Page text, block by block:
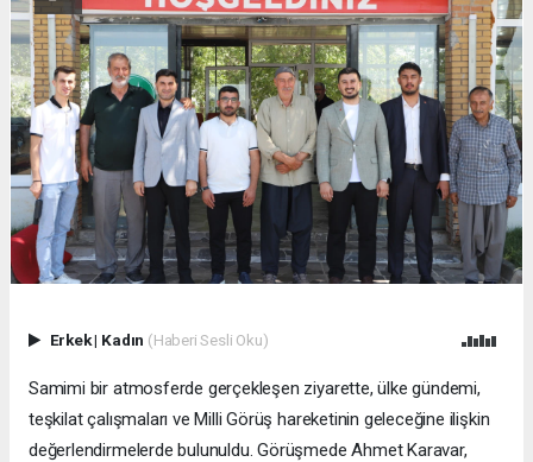
Erkek| Kadın (Haberi Sesli Oku)
Samimi bir atmosferde gerçekleşen ziyarette, ülke gündemi,
teşkilat çalışmaları ve Milli Görüş hareketinin geleceğine ilişkin
değerlendirmelerde bulunuldu. Görüşmede Ahmet Karavar,